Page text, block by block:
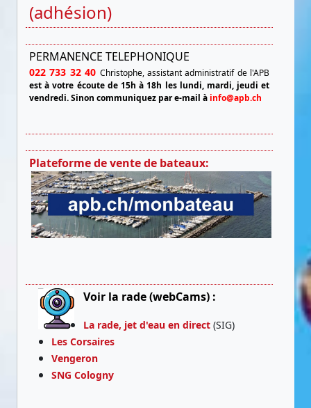
(adhésion)
PERMANENCE TELEPHONIQUE
022 733 32 40 Christophe, assistant administratif de l'APB
est à votre écoute de 15h à 18h les lundi, mardi, jeudi et
vendredi.Sinon communiquez par e-mail à info@apb.ch
Plateforme de vente de bateaux:
Voir la rade (webCams) :
La rade, jet d'eau en direct(SIG)
Les Corsaires
Vengeron
SNG Cologny